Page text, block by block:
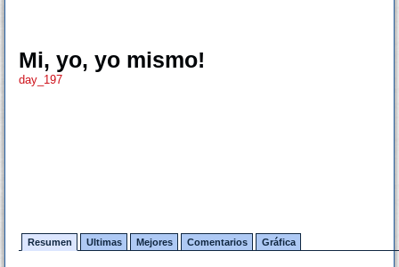
Mi, yo, yo mismo!
day_197
Resumen Ultimas Mejores Comentarios Gráfica